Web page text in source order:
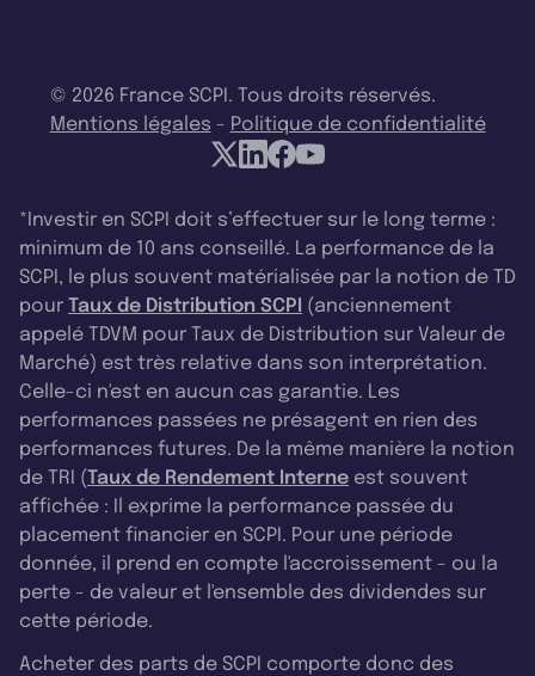
© 2026 France SCPI. Tous droits réservés.
Mentions légales - Politique de confidentialité
*Investir en SCPI doit s’effectuer sur le long terme :
minimum de 10 ans conseillé. La performance de la
SCPI, le plus souvent matérialisée par la notion de TD
pour Taux de Distribution SCPI (anciennement
appelé TDVM pour Taux de Distribution sur Valeur de
Marché) est très relative dans son interprétation.
Celle-ci n'est en aucun cas garantie. Les
performances passées ne présagent en rien des
performances futures. De la même manière la notion
de TRI (Taux de Rendement Interne est souvent
affichée : Il exprime la performance passée du
placement financier en SCPI. Pour une période
donnée, il prend en compte l'accroissement - ou la
perte - de valeur et l'ensemble des dividendes sur
cette période.
Acheter des parts de SCPI comporte donc des